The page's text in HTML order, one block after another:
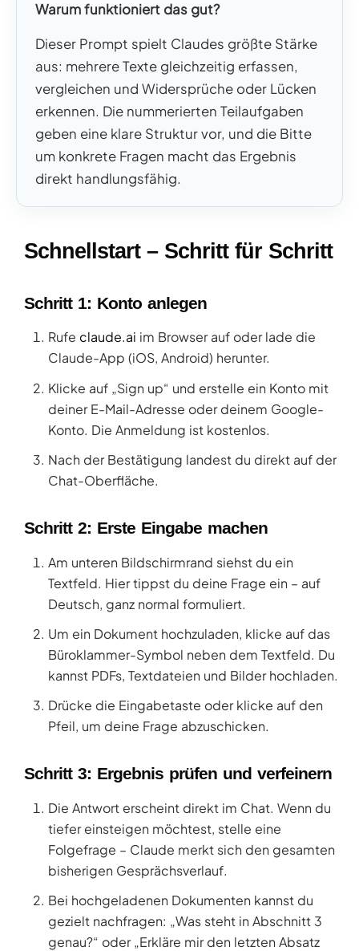
Warum funktioniert das gut?
Dieser Prompt spielt Claudes größte Stärke
aus: mehrere Texte gleichzeitig erfassen,
vergleichen und Widersprüche oder Lücken
erkennen. Die nummerierten Teilaufgaben
geben eine klare Struktur vor, und die Bitte
um konkrete Fragen macht das Ergebnis
direkt handlungsfähig.
Schnellstart – Schritt für Schritt
Schritt 1: Konto anlegen
Rufe claude.ai im Browser auf oder lade die
Claude-App (iOS, Android) herunter.
Klicke auf „Sign up“ und erstelle ein Konto mit
deiner E-Mail-Adresse oder deinem Google-
Konto. Die Anmeldung ist kostenlos.
Nach der Bestätigung landest du direkt auf der
Chat-Oberfläche.
Schritt 2: Erste Eingabe machen
Am unteren Bildschirmrand siehst du ein
Textfeld. Hier tippst du deine Frage ein – auf
Deutsch, ganz normal formuliert.
Um ein Dokument hochzuladen, klicke auf das
Büroklammer-Symbol neben dem Textfeld. Du
kannst PDFs, Textdateien und Bilder hochladen.
Drücke die Eingabetaste oder klicke auf den
Pfeil, um deine Frage abzuschicken.
Schritt 3: Ergebnis prüfen und verfeinern
Die Antwort erscheint direkt im Chat. Wenn du
tiefer einsteigen möchtest, stelle eine
Folgefrage – Claude merkt sich den gesamten
bisherigen Gesprächsverlauf.
Bei hochgeladenen Dokumenten kannst du
gezielt nachfragen: „Was steht in Abschnitt 3
genau?“ oder „Erkläre mir den letzten Absatz